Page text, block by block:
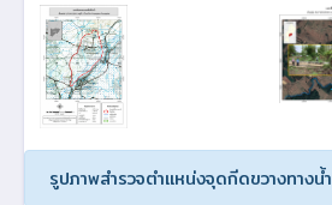
รูปภาพสำรวจตำแหน่งจุดกีดขวางทางน้ำ